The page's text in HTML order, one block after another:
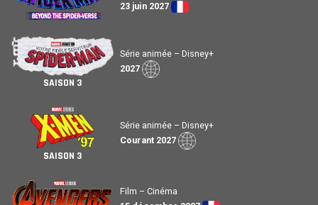
23 juin 2027
SAISON 3
Série animée – Disney+
2027
SAISON 3
Série animée – Disney+
Courant 2027
Film – Cinéma